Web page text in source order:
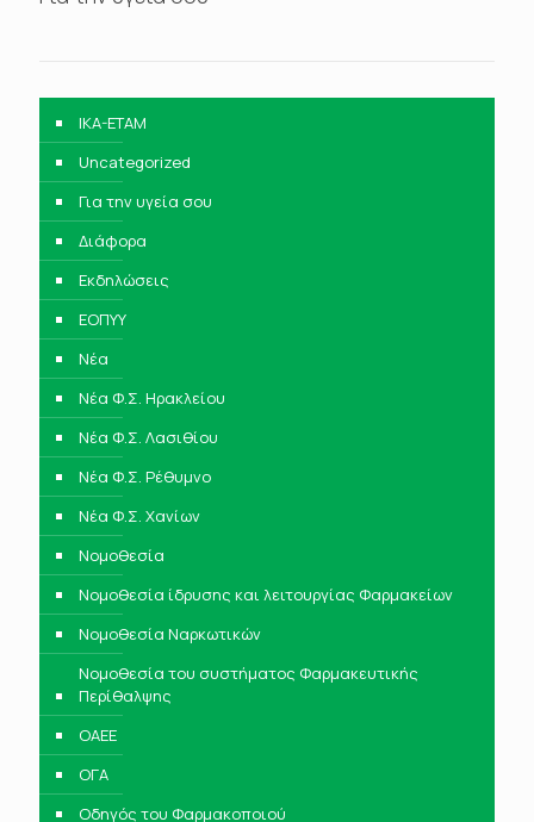
IKA-ETAM
Uncategorized
Για την υγεία σου
Διάφορα
Εκδηλώσεις
ΕΟΠΥΥ
Νέα
Νέα Φ.Σ. Ηρακλείου
Νέα Φ.Σ. Λασιθίου
Νέα Φ.Σ. Ρέθυμνο
Νέα Φ.Σ. Χανίων
Νομοθεσία
Νομοθεσία ίδρυσης και λειτουργίας Φαρμακείων
Νομοθεσία Ναρκωτικών
Νομοθεσία του συστήματος Φαρμακευτικής
Περίθαλψης
ΟΑΕΕ
ΟΓΑ
Οδηγός του Φαρμακοποιού